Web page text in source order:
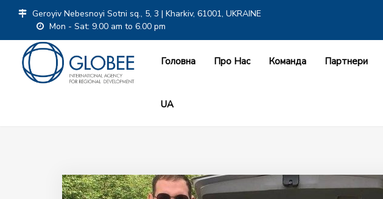
Geroyiv Nebesnoyi Sotni sq., 5, 3 | Kharkiv, 61001, UKRAINE
Mon - Sat: 9.00 am to 6.00 pm
Головна Про Нас Команда Партнери
UA